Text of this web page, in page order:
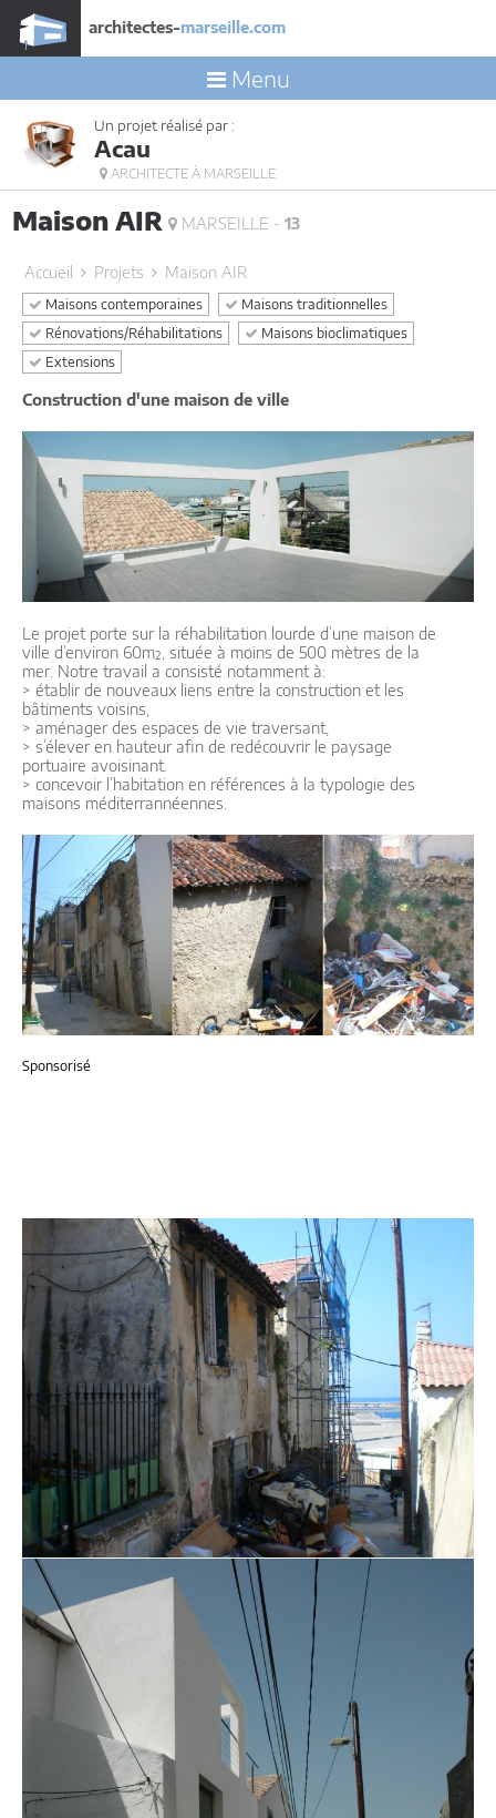
architectes-marseille.com
Menu
Un projet réalisé par :
Acau
ARCHITECTE À MARSEILLE
Maison AIR MARSEILLE - 13
Accueil Projets Maison AIR
Maisons contemporaines
Maisons traditionnelles
Rénovations/Réhabilitations
Maisons bioclimatiques
Extensions
Construction d'une maison de ville
Le projet porte sur la réhabilitation lourde d’une maison de
ville d’environ 60m², située à moins de 500 mètres de la
mer. Notre travail a consisté notamment à:
> établir de nouveaux liens entre la construction et les
bâtiments voisins,
> aménager des espaces de vie traversant,
> s’élever en hauteur afin de redécouvrir le paysage
portuaire avoisinant.
> concevoir l’habitation en références à la typologie des
maisons méditerrannéennes.
Sponsorisé